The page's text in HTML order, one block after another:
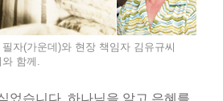
자(가운데)와 현장 책임자 김유규씨
함께.
었습니다. 하나님을 알고 은혜를